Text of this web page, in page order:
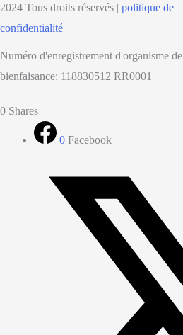
2024 Tous droits réservés | politique de
confidentialité
Numéro d'enregistrement d'organisme de
bienfaisance: 118830512 RR0001
Retour
0 Shares
0 Facebook